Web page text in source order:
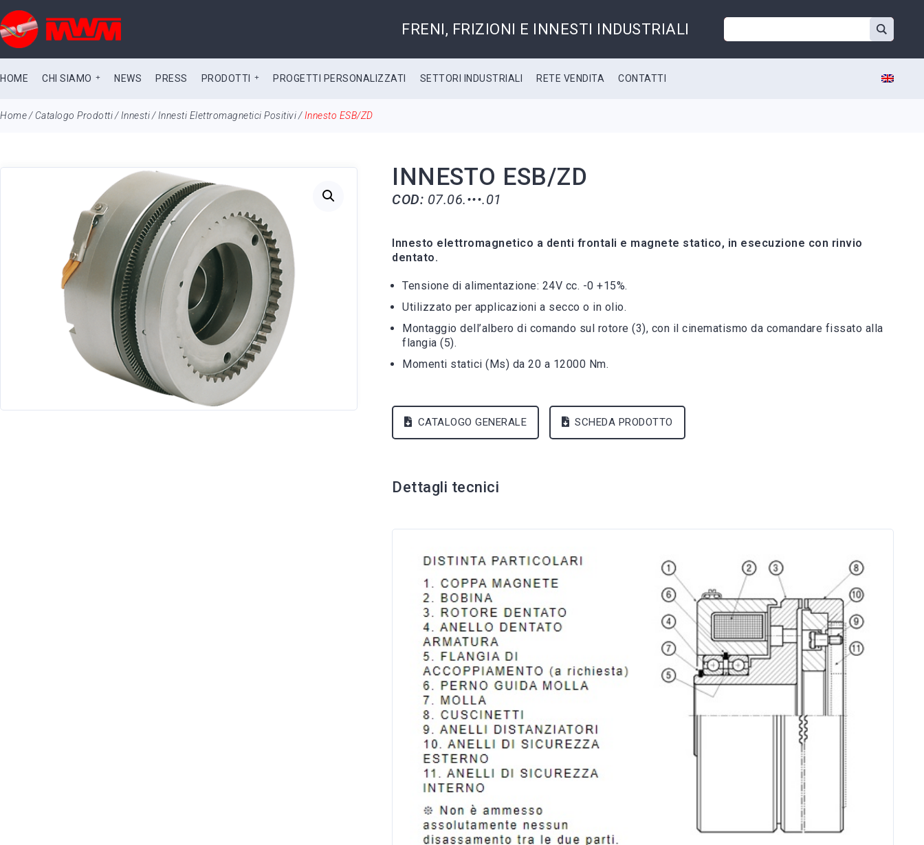
FRENI, FRIZIONI E INNESTI INDUSTRIALI
HOME CHI SIAMO NEWS PRESS PRODOTTI PROGETTI PERSONALIZZATI SETTORI INDUSTRIALI RETE VENDITA CONTATTI
Home/ Catalogo Prodotti/ Innesti/ Innesti Elettromagnetici Positivi/ Innesto ESB/ZD
INNESTO ESB/ZD
COD: 07.06.•••.01
Innesto elettromagnetico a denti frontali e magnete statico, in esecuzione con rinvio
dentato.
Tensione di alimentazione: 24V cc. -0 +15%.
Utilizzato per applicazioni a secco o in olio.
Montaggio dell’albero di comando sul rotore (3), con il cinematismo da comandare fissato alla
flangia (5).
Momenti statici (Ms) da 20 a 12000 Nm.
CATALOGO GENERALE SCHEDA PRODOTTO